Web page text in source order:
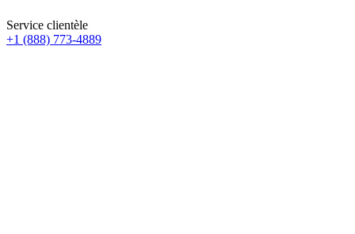
Service clientèle
+1 (888) 773-4889